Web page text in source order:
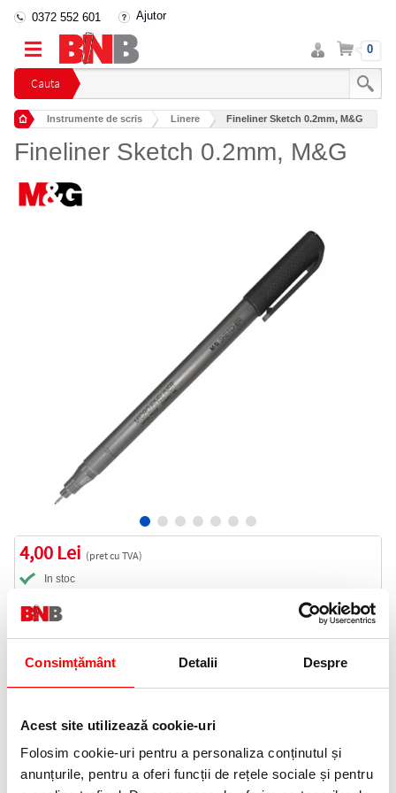
Consimțământ Detalii Despre
Acest site utilizează cookie-uri
Folosim cookie-uri pentru a personaliza conținutul și
anunțurile, pentru a oferi funcții de rețele sociale și pentru
Cauta
0372 552 601 Ajutor
Intra
in
cont
Cos 0
Instrumente de scris Linere Fineliner Sketch 0.2mm, M&G
Fineliner Sketch 0.2mm, M&G
4,00 Lei (pret cu TVA)
In stoc
Cod produs: ACPN0339
Informatii livrare
Telefon:
0372 552 601